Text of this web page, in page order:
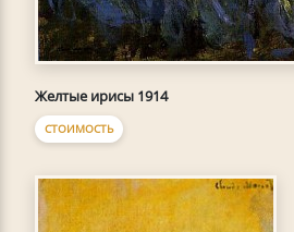
Желтые ирисы 1914
СТОИМОСТЬ